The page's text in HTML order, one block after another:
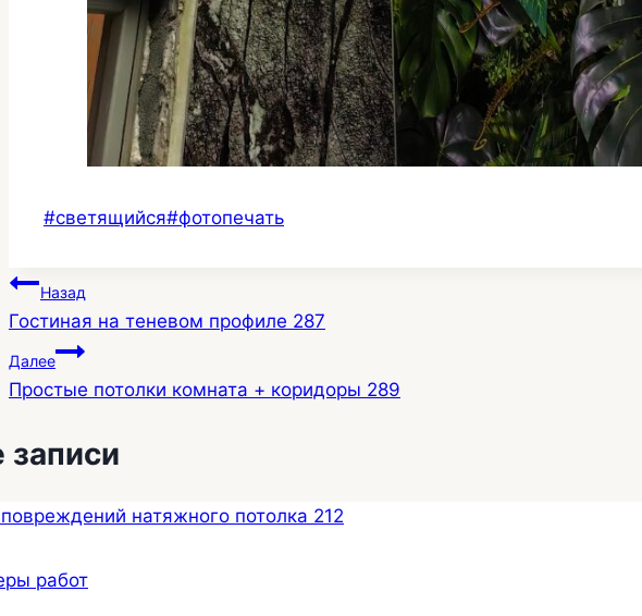
Метки
#светящийся#фотопечать
Навигация
по
записям
Назад
Гостиная на теневом профиле 287
Далее
Простые потолки комната + коридоры 289
работ